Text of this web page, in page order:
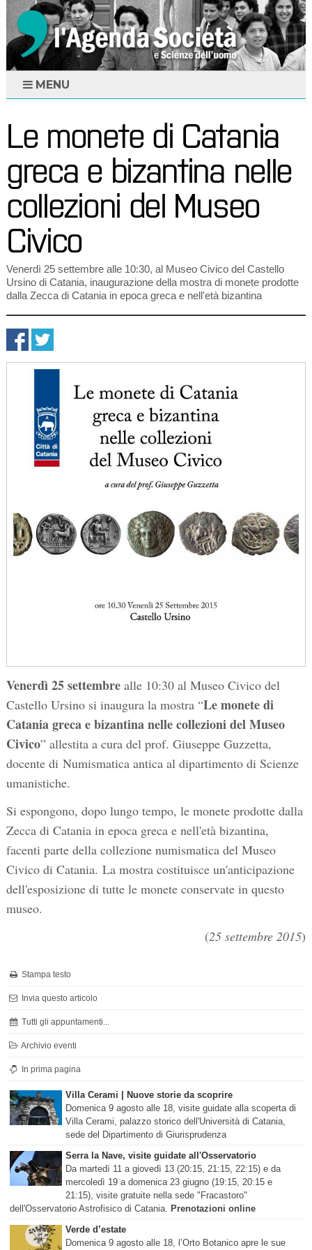
MENU
Le monete di Catania
greca e bizantina nelle
collezioni del Museo
Civico
Venerdì 25 settembre alle 10:30, al Museo Civico del Castello
Ursino di Catania, inaugurazione della mostra di monete prodotte
dalla Zecca di Catania in epoca greca e nell'età bizantina
Venerdì 25 settembrealle 10:30 al Museo Civico del
Castello Ursino si inaugura la mostra “Le monete di
Catania greca e bizantina nelle collezioni del Museo
Civico” allestita a cura del prof. Giuseppe Guzzetta,
docente di Numismatica antica al dipartimento di Scienze
umanistiche.
Si espongono, dopo lungo tempo, le monete prodotte dalla
Zecca di Catania in epoca greca e nell'età bizantina,
facenti parte della collezione numismatica del Museo
Civico di Catania. La mostra costituisce un'anticipazione
dell'esposizione di tutte le monete conservate in questo
museo.
(25 settembre 2015)
Stampa testo
Invia questo articolo
Tutti gli appuntamenti...
Archivio eventi
In prima pagina
Villa Cerami | Nuove storie da scoprire
Domenica 9 agosto alle 18, visite guidate alla scoperta di
Villa Cerami, palazzo storico dell'Università di Catania,
sede del Dipartimento di Giurisprudenza
Serra la Nave, visite guidate all'Osservatorio
Da martedì 11 a giovedì 13 (20:15, 21:15, 22:15) e da
mercoledì 19 a domenica 23 giugno (19:15, 20:15 e
21:15), visite gratuite nella sede "Fracastoro"
dell'Osservatorio Astrofisico di Catania. Prenotazioni online
Verde d’estate
Domenica 9 agosto alle 18, l’Orto Botanico apre le sue